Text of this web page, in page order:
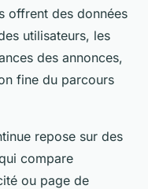
offrent des données
utilisateurs, les
des annonces,
fine du parcours
repose sur des
compare
ou page de